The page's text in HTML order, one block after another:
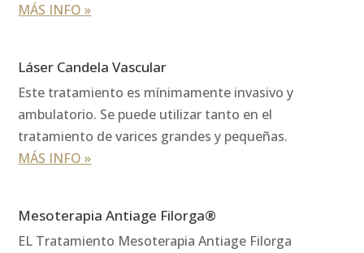
MÁS INFO »
Láser Candela Vascular
Este tratamiento es mínimamente invasivo y
ambulatorio. Se puede utilizar tanto en el
tratamiento de varices grandes y pequeñas.
MÁS INFO »
Mesoterapia Antiage Filorga®
EL Tratamiento Mesoterapia Antiage Filorga